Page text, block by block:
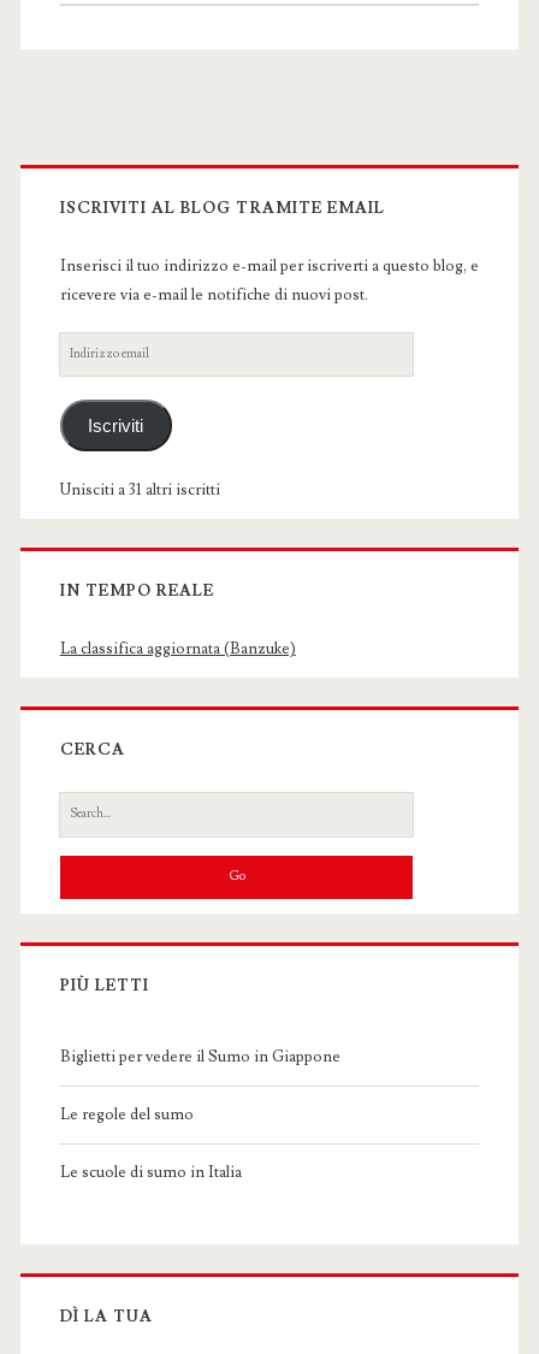
Primary
Sidebar
ISCRIVITI AL BLOG TRAMITE EMAIL
Inserisci il tuo indirizzo e-mail per iscriverti a questo blog, e
ricevere via e-mail le notifiche di nuovi post.
Indirizzo
email
Iscriviti
Unisciti a 31 altri iscritti
IN TEMPO REALE
La classifica aggiornata (Banzuke)
CERCA
Search
for:
PIÙ LETTI
Biglietti per vedere il Sumo in Giappone
Le regole del sumo
Le scuole di sumo in Italia
DÌ LA TUA